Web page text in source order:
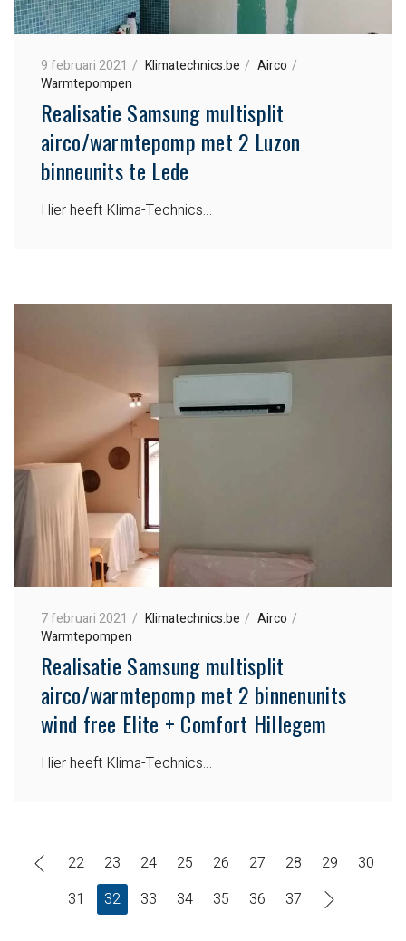
9 februari 2021 Klimatechnics.be
Airco
Warmtepompen
Realisatie Samsung multisplit
airco/warmtepomp met 2 Luzon
binneunits te Lede
Hier heeft Klima-Technics…
7 februari 2021 Klimatechnics.be
Airco
Warmtepompen
Realisatie Samsung multisplit
airco/warmtepomp met 2 binnenunits
wind free Elite + Comfort Hillegem
Hier heeft Klima-Technics…
22 23 24 25 26 27 28 29
30
31
32 33 34 35 36 37